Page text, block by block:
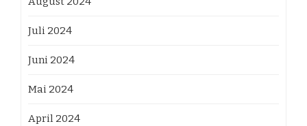
Juli 2024
Juni 2024
Mai 2024
April 2024